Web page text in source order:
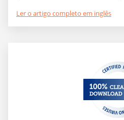
Ler o artigo completo em inglês